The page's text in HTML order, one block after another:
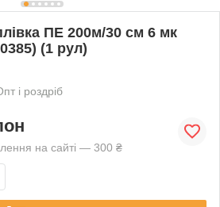
ПЕ 200м/30 см 6 мк
(1 рул)
і роздріб
на сайті — 300 ₴